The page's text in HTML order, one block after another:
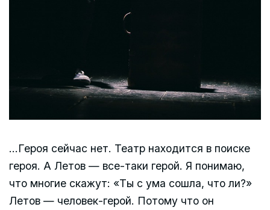
…Героя сейчас нет. Театр находится в поиске
героя. А Летов — все-таки герой. Я понимаю,
что многие скажут: «Ты с ума сошла, что ли?»
Летов — человек-герой. Потому что он